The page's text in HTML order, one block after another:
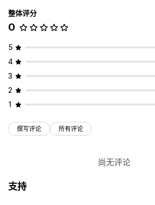
整体评分
0
5
4
3
2
1
撰写评论 所有评论
尚无评论
支持